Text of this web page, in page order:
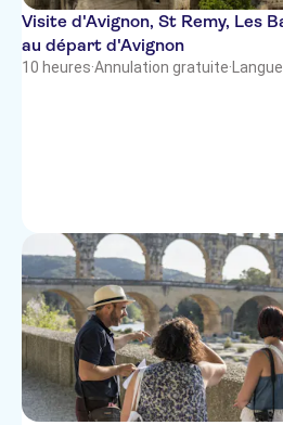
Visite d'Avignon, St Remy, Les
au départ d'Avignon
10 heures·Annulation gratuite·